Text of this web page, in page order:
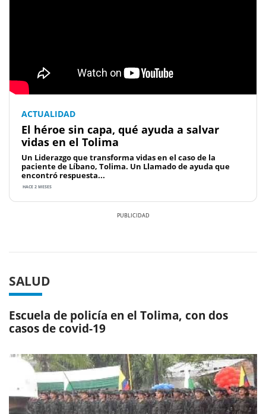
ACTUALIDAD
El héroe sin capa, qué ayuda a salvar
vidas en el Tolima
Un Liderazgo que transforma vidas en el caso de la
paciente de Líbano, Tolima. Un Llamado de ayuda que
encontró respuesta...
HACE 2 MESES
SALUD
Escuela de policía en el Tolima, con dos
casos de covid-19